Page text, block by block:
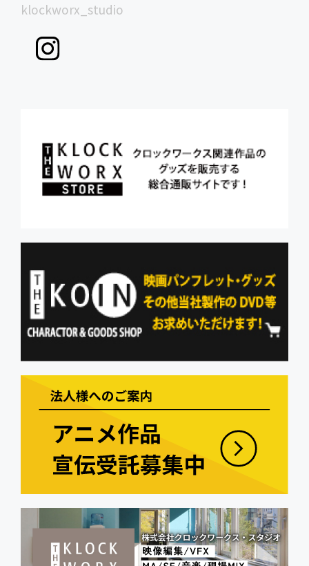
klockworx_studio